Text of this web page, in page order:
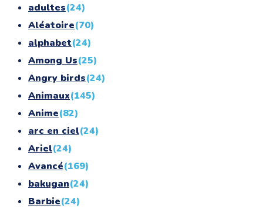
adultes(24)
Aléatoire(70)
alphabet(24)
Among Us(25)
Angry birds(24)
Animaux(145)
Anime(82)
arc en ciel(24)
Ariel(24)
Avancé(169)
bakugan(24)
Barbie(24)